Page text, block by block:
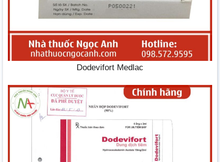
Dodevifort Medlac